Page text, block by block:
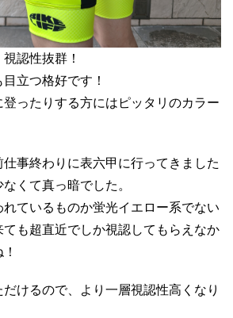
認性抜群！
立つ格好です！
ったりする方にはピッタリのカラー
事終わりに表六甲に行ってきました
くて真っ暗でした。
ているものか蛍光イエロー系でない
ても超直近でしか視認してもらえなか
だけるので、より一層視認性高くなり